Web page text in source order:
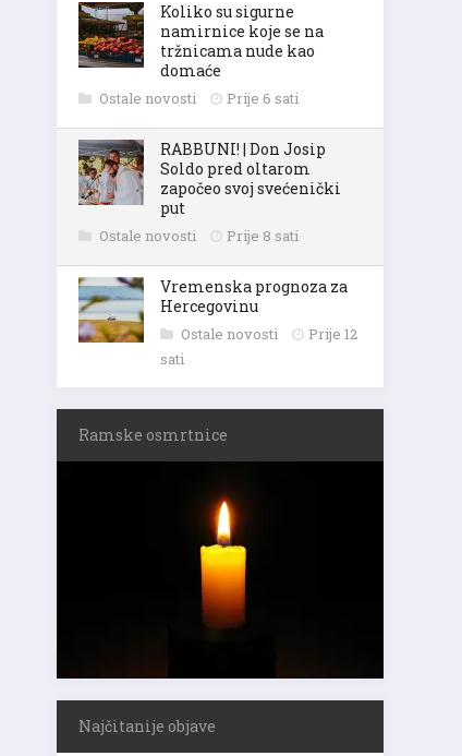
Koliko su sigurne
namirnice koje se na
tržnicama nude kao
domaće
Ostale novosti Prije 6 sati
RABBUNI! | Don Josip
Soldo pred oltarom
započeo svoj svećenički
put
Ostale novosti Prije 8 sati
Vremenska prognoza za
Hercegovinu
Ostale novosti
Prije 12
sati
Ramske osmrtnice
Najčitanije objave